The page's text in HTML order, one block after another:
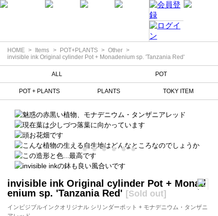
HOME Items POT+PLANTS
Other
invisible ink Original cylinder Pot + Monadenium sp. 'Tanzania Red'
ALL POT
POT + PLANTS PLANTS TOKY ITEM
invisible ink Original cylinder Pot + Monad
enium sp. 'Tanzania Red' [Sold out]
インビジブルインクオリジナル シリンダーポット + モナデニウム・タンザニ